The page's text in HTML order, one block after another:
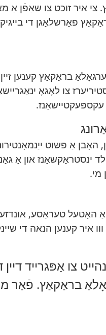
איר זוכט צו שאַפֿן אַ
פאָרשלאָגן די
בראַקאַץ קענען
צו לאָגאָ
עקספּעקטיישאַנז.
האָבן אַ פּשוט
ינסטראַקשאַנז און אַ
מי.
האָטעל טעראַסע,
איר קענען הנאה די
צו אַפּגרייד דיין
בראַקאַץ. פֿאַר